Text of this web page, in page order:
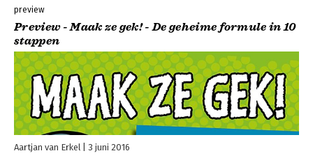
preview
Preview - Maak ze gek! - De geheime formule in 10
stappen
Aartjan van Erkel 3 juni 2016